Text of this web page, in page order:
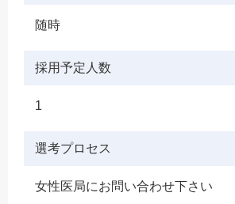
随時
採用予定人数
1
選考プロセス
女性医局にお問い合わせ下さい